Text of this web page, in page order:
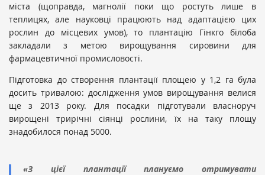
міста (щоправда, магнолії поки що ростуть лише в
теплицях, але науковці працюють над адаптацією цих
рослин до місцевих умов), то плантацію Гінкго білоба
закладали з метою вирощування сировини для
фармацевтичної промисловості.
Підготовка до створення плантації площею у 1,2 га була
досить тривалою: дослідження умов вирощування велися
ще з 2013 року. Для посадки підготували власноруч
вирощені трирічні сіянці рослини, їх на таку площу
знадобилося понад 5000.
«З цієї плантації плануємо отримувати